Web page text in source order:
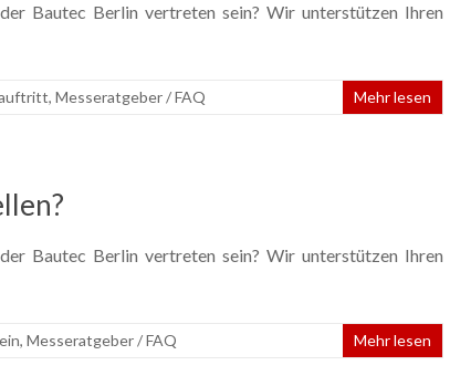
Bautec Berlin vertreten sein? Wir unterstützen Ihren
, Messeratgeber / FAQ Mehr lesen
Bautec Berlin vertreten sein? Wir unterstützen Ihren
, Messeratgeber / FAQ Mehr lesen